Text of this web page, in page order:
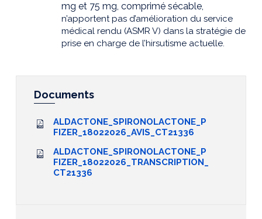
mg et 75 mg, comprimé sécable,
n’apportent pas d’amélioration du service
médical rendu (ASMR V) dans la stratégie de
prise en charge de l’hirsutisme actuelle.
Documents
ALDACTONE_SPIRONOLACTONE_P
FIZER_18022026_AVIS_CT21336
ALDACTONE_SPIRONOLACTONE_P
FIZER_18022026_TRANSCRIPTION_
CT21336